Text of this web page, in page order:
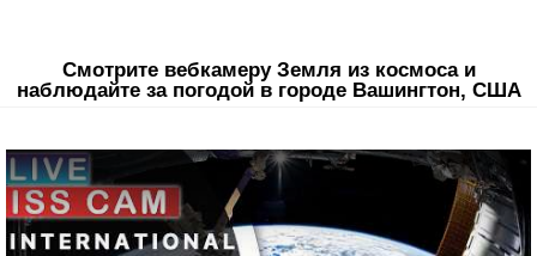
Смотрите вебкамеру Земля из космоса и
наблюдайте за погодой в городе Вашингтон, США